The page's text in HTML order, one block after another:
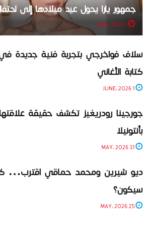
جمهور يارا يحول عيد ميلادها إلى
سلاف فواخرجي بتجربة فنية جديدة
كتابة الأغاني
جورجينا رودريغيز تكشف حقيقة
بأنتونيلا
ديو شيرين ومحمد حماقي اقترب…
سيكون؟